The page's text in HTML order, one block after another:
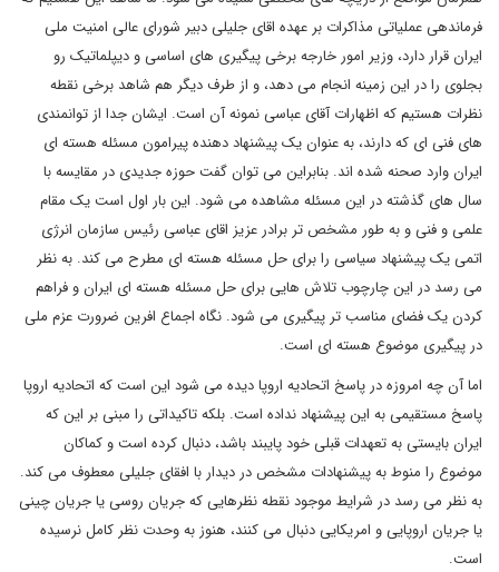
فرماندهی عملیاتی مذاکرات بر عهده اقای جلیلی دبیر شورای عالی امنیت ملی
ایران قرار دارد، وزیر امور خارجه برخی پیگیری های اساسی و دیپلماتیک رو
بجلوی را در این زمینه انجام می دهد، و از طرف دیگر هم شاهد برخی نقطه
نظرات هستیم که اظهارات آقای عباسی نمونه آن است. ایشان جدا از توانمندی
های فنی ای که دارند، به عنوان یک پیشنهاد دهنده پیرامون مسئله هسته ای
ایران وارد صحنه شده اند. بنابراین می توان گفت حوزه جدیدی در مقایسه با
سال های گذشته در این مسئله مشاهده می شود. این بار اول است یک مقام
علمی و فنی و به طور مشخص تر برادر عزیز اقای عباسی رئیس سازمان انرژی
اتمی یک پیشنهاد سیاسی را برای حل مسئله هسته ای مطرح می کند. به نظر
می رسد در این چارچوب تلاش هایی برای حل مسئله هسته ای ایران و فراهم
کردن یک فضای مناسب تر پیگیری می شود. نگاه اجماع افرین ضرورت عزم ملی
در پیگیری موضوع هسته ای است.
اما آن چه امروزه در پاسخ اتحادیه اروپا دیده می شود این است که اتحادیه اروپا
پاسخ مستقیمی به این پیشنهاد نداده است. بلکه تاکیداتی را مبنی بر این که
ایران بایستی به تعهدات قبلی خود پایبند باشد، دنبال کرده است و کماکان
موضوع را منوط به پیشنهادات مشخص در دیدار با افقای جلیلی معطوف می کند.
به نظر می رسد در شرایط موجود نقطه نظرهایی که جریان روسی یا جریان چینی
یا جریان اروپایی و امریکایی دنبال می کنند، هنوز به وحدت نظر کامل نرسیده
است.